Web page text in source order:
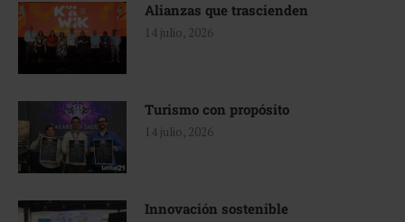
Alianzas que trascienden
14 julio, 2026
Turismo con propósito
14 julio, 2026
Innovación sostenible